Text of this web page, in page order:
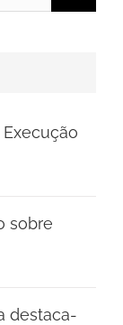
sobre
destaca-